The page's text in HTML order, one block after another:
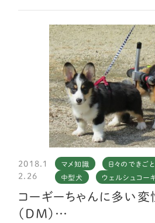
2018.1
2.26
マメ知識 日々のできごと
中型犬
ウェルシュコー
コーギーちゃんに多い
（DM）…